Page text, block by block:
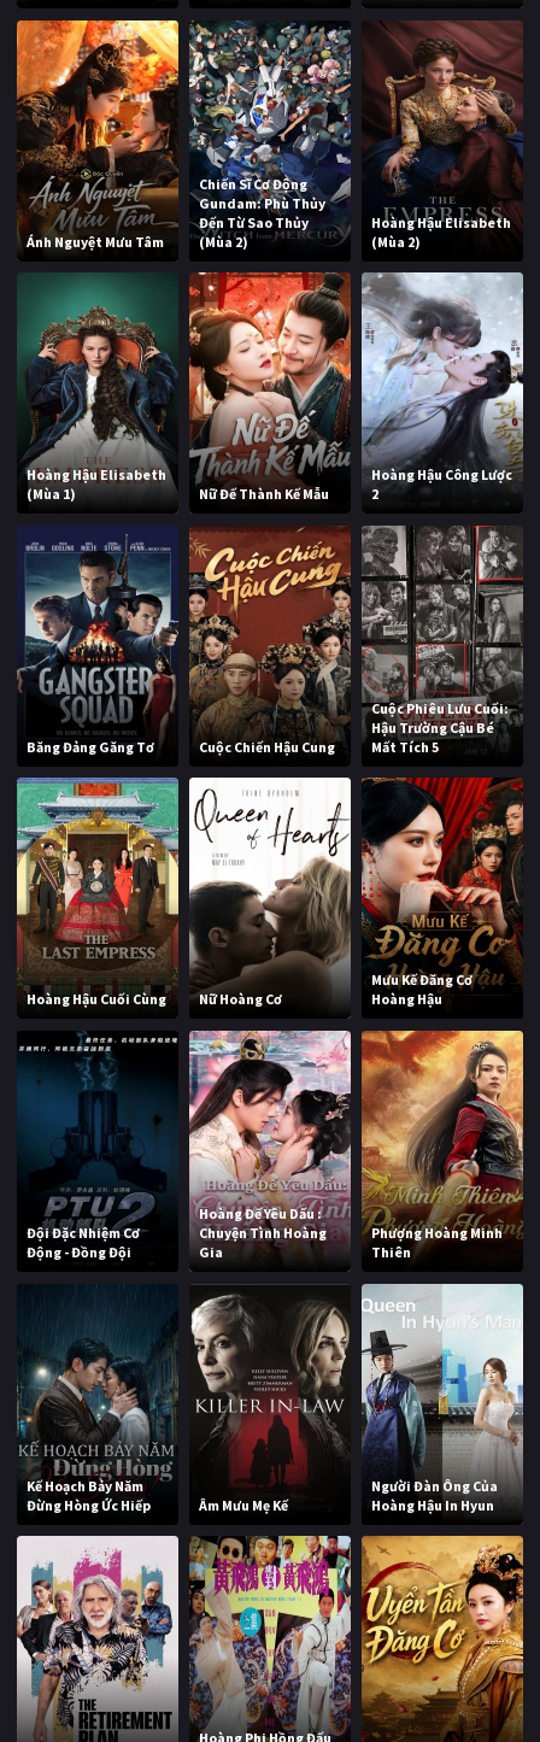
Ánh Nguyệt Mưu Tâm
Chiến Sĩ Cơ Động
Gundam: Phù Thủy
Đến Từ Sao Thủy
(Mùa 2)
Hoàng Hậu Elisabeth
(Mùa 2)
Hoàng Hậu Elisabeth
(Mùa 1)
Nữ Đế Thành Kế Mẫu
Hoàng Hậu Công Lược
2
Băng Đảng Găng Tơ Cuộc Chiến Hậu Cung
Cuộc Phiêu Lưu Cuối:
Hậu Trường Cậu Bé
Mất Tích 5
Hoàng Hậu Cuối Cùng Nữ Hoàng Cơ
Mưu Kế Đăng Cơ
Hoàng Hậu
Đội Đặc Nhiệm Cơ
Động - Đồng Đội
Hoàng Đế Yêu Dấu :
Chuyện Tình Hoàng
Gia
Phượng Hoàng Minh
Thiên
Kế Hoạch Bảy Năm
Đừng Hòng Ức Hiếp
Âm Mưu Mẹ Kế
Người Đàn Ông Của
Hoàng Hậu In Hyun
Hoàng Phi Hồng Đấu